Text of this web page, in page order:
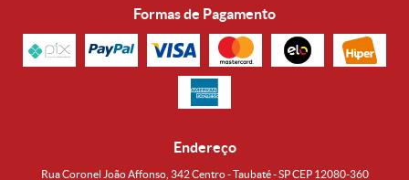
Formas de Pagamento
Endereço
Rua Coronel João Affonso, 342 Centro - Taubaté - SP CEP 12080-360